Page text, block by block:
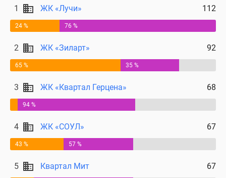
1 ЖК «Лучи» 112
24 % 76 %
2 ЖК «Зиларт» 92
65 % 35 %
3 ЖК «Квартал Герцена» 68
94 %
4 ЖК «СОУЛ» 67
43 % 57 %
5 Квартал Мит 67